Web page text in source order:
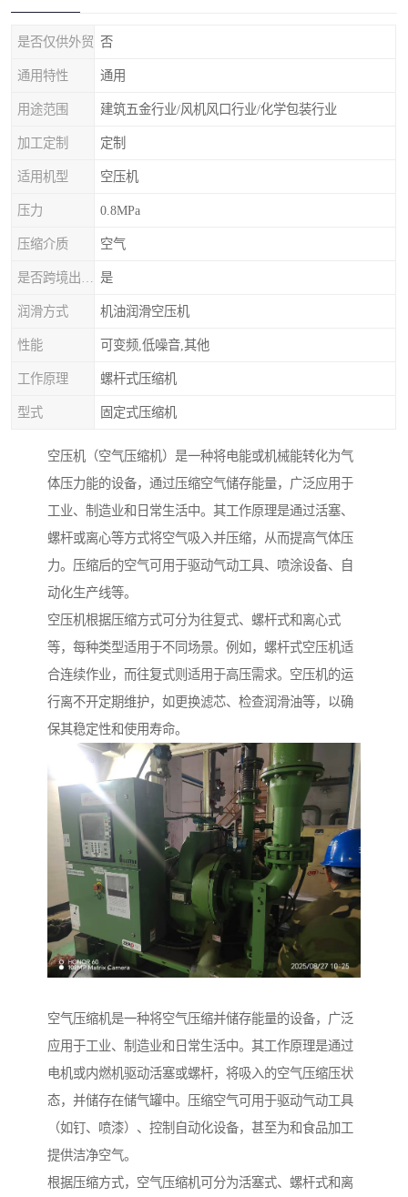
是否仅供外贸 否
通用特性 通用
用途范围 建筑五金行业/风机风口行业/化学包装行业
加工定制 定制
适用机型 空压机
压力 0.8MPa
压缩介质 空气
是
润滑方式 机油润滑空压机
性能 可变频,低噪音,其他
工作原理 螺杆式压缩机
型式 固定式压缩机
空压机（空气压缩机）是一种将电能或机械能转化为气
体压力能的设备，通过压缩空气储存能量，广泛应用于
工业、制造业和日常生活中。其工作原理是通过活塞、
螺杆或离心等方式将空气吸入并压缩，从而提高气体压
力。压缩后的空气可用于驱动气动工具、喷涂设备、自
动化生产线等。
空压机根据压缩方式可分为往复式、螺杆式和离心式
等，每种类型适用于不同场景。例如，螺杆式空压机适
合连续作业，而往复式则适用于高压需求。空压机的运
行离不开定期维护，如更换滤芯、检查润滑油等，以确
保其稳定性和使用寿命。
空气压缩机是一种将空气压缩并储存能量的设备，广泛
应用于工业、制造业和日常生活中。其工作原理是通过
电机或内燃机驱动活塞或螺杆，将吸入的空气压缩压状
态，并储存在储气罐中。压缩空气可用于驱动气动工具
（如钉、喷漆）、控制自动化设备，甚至为和食品加工
提供洁净空气。
根据压缩方式，空气压缩机可分为活塞式、螺杆式和离